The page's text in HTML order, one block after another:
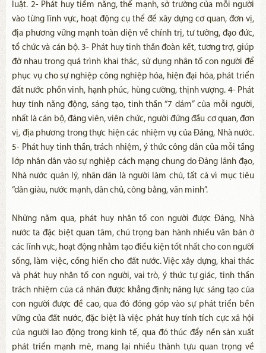
luật. 2- Phát huy tiềm năng, thế mạnh, sở trường của mỗi người
vào từng lĩnh vực, hoạt động cụ thể để xây dựng cơ quan, đơn vị,
địa phương vững mạnh toàn diện về chính trị, tư tưởng, đạo đức,
tổ chức và cán bộ. 3- Phát huy tinh thần đoàn kết, tương trợ, giúp
đỡ nhau trong quá trình khai thác, sử dụng nhân tố con người để
phục vụ cho sự nghiệp công nghiệp hóa, hiện đại hóa, phát triển
đất nước phồn vinh, hạnh phúc, hùng cường, thịnh vượng. 4- Phát
huy tính năng động, sáng tạo, tinh thần “7 dám” của mỗi người,
nhất là cán bộ, đảng viên, viên chức, người đứng đầu cơ quan, đơn
vị, địa phương trong thực hiện các nhiệm vụ của Đảng, Nhà nước.
5- Phát huy tinh thần, trách nhiệm, ý thức công dân của mỗi tầng
lớp nhân dân vào sự nghiệp cách mạng chung do Đảng lãnh đạo,
Nhà nước quản lý, nhân dân là người làm chủ, tất cả vì mục tiêu
“dân giàu, nước mạnh, dân chủ, công bằng, văn minh”.
Những năm qua, phát huy nhân tố con người được Đảng, Nhà
nước ta đặc biệt quan tâm, chú trọng ban hành nhiều văn bản ở
các lĩnh vực, hoạt động nhằm tạo điều kiện tốt nhất cho con người
sống, làm việc, cống hiến cho đất nước. Việc xây dựng, khai thác
và phát huy nhân tố con người, vai trò, ý thức tự giác, tinh thần
trách nhiệm của cá nhân được khẳng định; năng lực sáng tạo của
con người được đề cao, qua đó đóng góp vào sự phát triển bền
vững của đất nước, đặc biệt là việc phát huy tính tích cực xã hội
của người lao động trong kinh tế, qua đó thúc đẩy nền sản xuất
phát triển mạnh mẽ, mang lại nhiều thành tựu quan trọng về